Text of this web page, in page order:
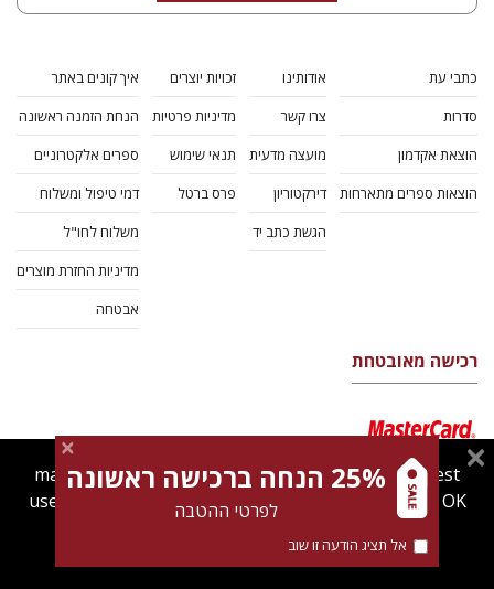
כתבי עת
סדרות
הוצאת אקדמון
הוצאות ספרים מתארחות
אודותינו
צרו קשר
מועצה מדעית
דירקטוריון
הגשת כתב יד
זכויות יוצרים
מדיניות פרטיות
תנאי שימוש
פרס ברטל
איך קונים באתר
הנחת הזמנה ראשונה
ספרים אלקטרוניים
דמי טיפול ומשלוח
משלוח לחו"ל
מדיניות החזרת מוצרים
אבטחה
רכישה מאובטחת
magnespress.co.il uses cookies to give you the best
user experience. Using this website means you're OK
Find out more about ourcookies policy
25% הנחה ברכישה ראשונה
לפרטי ההטבה
אל תציג הודעה זו שוב